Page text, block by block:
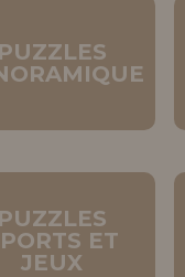
PUZZLES
PUZZLES
ET
JEUX